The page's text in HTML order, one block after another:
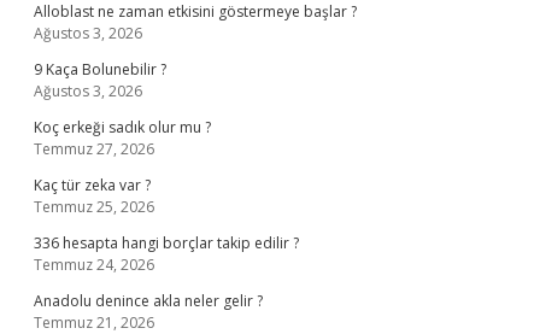
Alloblast ne zaman etkisini göstermeye başlar ?
Ağustos 3, 2026
9 Kaça Bolunebilir ?
Ağustos 3, 2026
Koç erkeği sadık olur mu ?
Temmuz 27, 2026
Kaç tür zeka var ?
Temmuz 25, 2026
336 hesapta hangi borçlar takip edilir ?
Temmuz 24, 2026
Anadolu denince akla neler gelir ?
Temmuz 21, 2026